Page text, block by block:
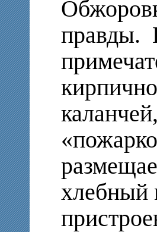
правды.
хлебный